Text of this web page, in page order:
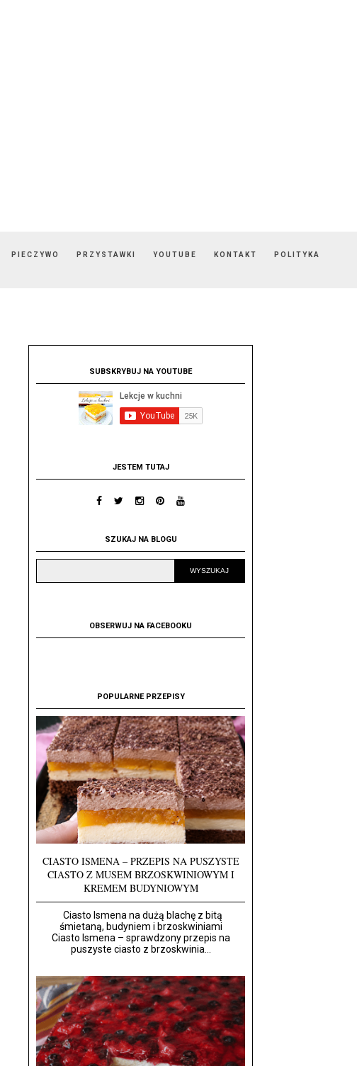
PIECZYWO PRZYSTAWKI YOUTUBE KONTAKT
POLITYKA
SUBSKRYBUJ NA YOUTUBE
JESTEM TUTAJ
SZUKAJ NA BLOGU
OBSERWUJ NA FACEBOOKU
POPULARNE PRZEPISY
CIASTO ISMENA – PRZEPIS NA PUSZYSTE
CIASTO Z MUSEM BRZOSKWINIOWYM I
KREMEM BUDYNIOWYM
Ciasto Ismena na dużą blachę z bitą
śmietaną, budyniem i brzoskwiniami
Ciasto Ismena – sprawdzony przepis na
puszyste ciasto z brzoskwinia...